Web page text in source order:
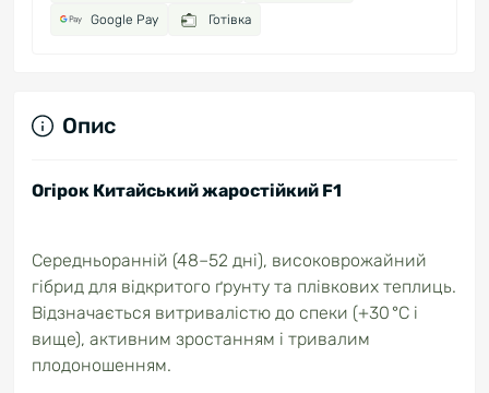
Google Pay Готівка
Опис
Огірок Китайський жаростійкий F1
Середньоранній (48–52 дні), високоврожайний
гібрид для відкритого ґрунту та плівкових теплиць.
Відзначається витривалістю до спеки (+30 °C і
вище), активним зростанням і тривалим
плодоношенням.